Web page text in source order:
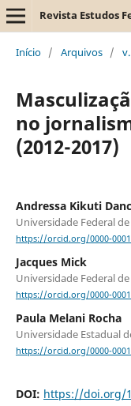
Revista Estudos
Início / Arquivos /
no
(2012-2017)
Andressa Kikuti
Universidade Federal
https://orcid.org/0000-
Jacques Mick
Universidade Federal
https://orcid.org/0000-
Paula Melani Rocha
Universidade Estadual
https://orcid.org/0000-
DOI: https://doi.org/